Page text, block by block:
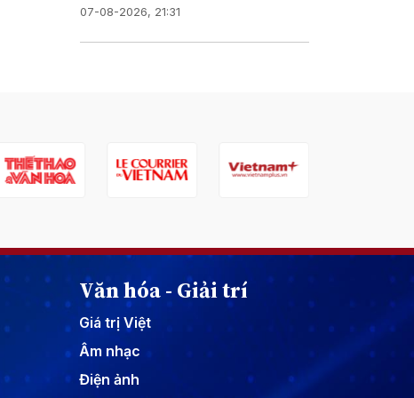
07-08-2026, 21:31
Văn hóa - Giải trí
Giá trị Việt
Âm nhạc
Điện ảnh